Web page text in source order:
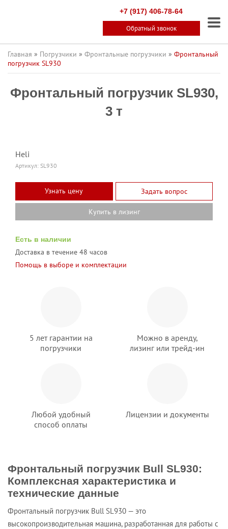
+7 (917) 406-78-64
Обратный звонок
Главная » Погрузчики » Фронтальные погрузчики » Фронтальный
погрузчик SL930
Фронтальный погрузчик SL930,
3 т
Heli
Артикул: SL930
Узнать цену Задать вопрос
Купить в лизинг
Есть в наличии
Доставка в течение 48 часов
Помощь в выборе и комплектации
5 лет гарантии на
погрузчики
Можно в аренду,
лизинг или трейд-ин
Любой удобный
способ оплаты
Лицензии и документы
Фронтальный погрузчик Bull SL930:
Комплексная характеристика и
технические данные
Фронтальный погрузчик Bull SL930 — это
высокопроизводительная машина, разработанная для работы с